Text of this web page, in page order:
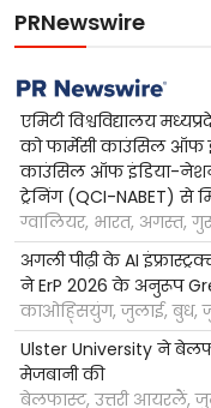
PRNewswire
एमिटी विश्वविद्यालय
को फार्मेसी काउंसिल ऑफ
काउंसिल ऑफ इंडिया-
ट्रेनिंग (QCI-NABET) से
ग्वालियर, भारत, अगस्त,
अगली पीढ़ी के AI
ने ErP 2026 के अनुरूप
काओह्सियुंग, जुलाई, बुध,
Ulster University ने
मेजबानी की
बेलफास्ट, उत्तरी आयरलैं,